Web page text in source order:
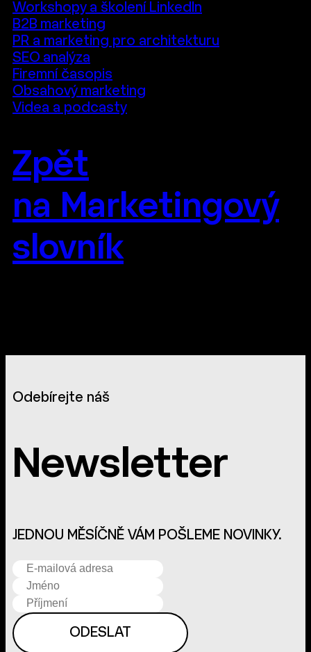
Workshopy a školení LinkedIn
B2B marketing
PR a marketing pro architekturu
SEO analýza
Firemní časopis
Obsahový marketing
Videa a podcasty
Zpět
na Marketingový
slovník
Odebírejte náš
Newsletter
JEDNOU MĚSÍČNĚ VÁM POŠLEME NOVINKY.